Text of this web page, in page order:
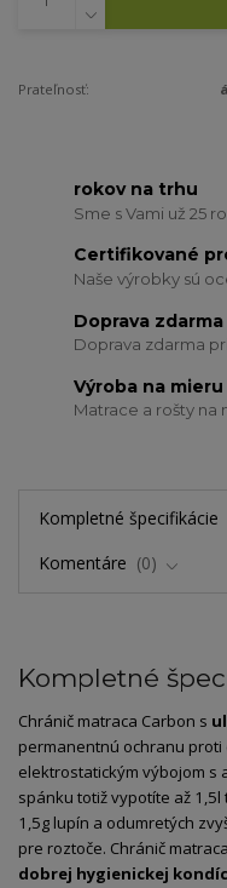
Prateľnosť:
rokov na trhu
Sme s Vami už 25
Certifikované
Naše výrobky sú
Doprava zdarma
Doprava zdarma
Výroba na mieru
Matrace a rošty na
Kompletné špecifikácie
Komentáre
0
Kompletné
Chránič matraca Carbon s
permanentnú ochranu
elektrostatickým výbojom s
spánku totiž vypotíte až
1,5g lupín a odumretých
pre roztoče. Chránič
dobrej hygienickej